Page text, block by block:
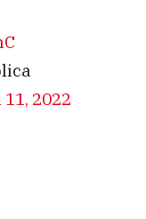
2022